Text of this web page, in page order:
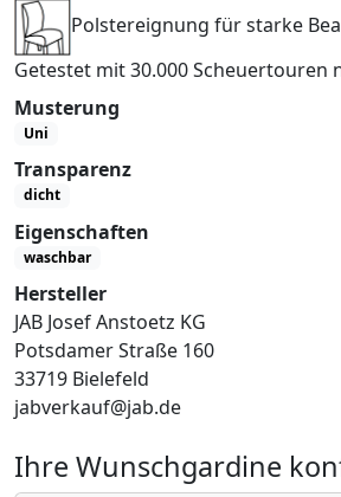
Polstereignung für starke
Getestet mit 30.000 Scheuertouren
Musterung
Uni
Transparenz
dicht
Eigenschaften
waschbar
Hersteller
JAB Josef Anstoetz KG
Potsdamer Straße 160
33719 Bielefeld
jabverkauf@jab.de
Ihre Wunschgardine